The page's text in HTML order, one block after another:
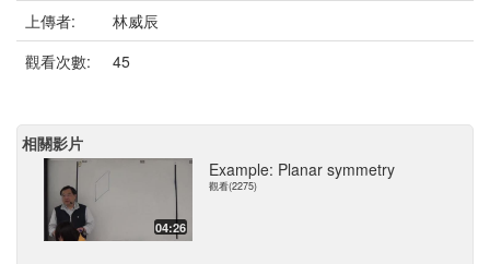
上傳者:
林威辰
觀看次數:
45
相關影片
04:26
Example: Planar symmetry
觀看(2275)